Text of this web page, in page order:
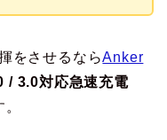
をさせるならAnker
/ 3.0対応急速充電